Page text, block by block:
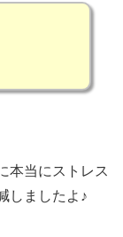
本当にストレス
しましたよ♪